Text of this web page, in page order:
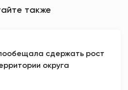
также
сдержать рост
округа